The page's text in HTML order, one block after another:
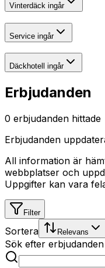
Vinterdäck ingår
Service ingår
Däckhotell ingår
Erbjudanden
0 erbjudanden hittade
Erbjudanden
All information är
webbplatser och
Uppgifter kan vara
Filter
Sortera Relevans
Sök efter erbjudanden